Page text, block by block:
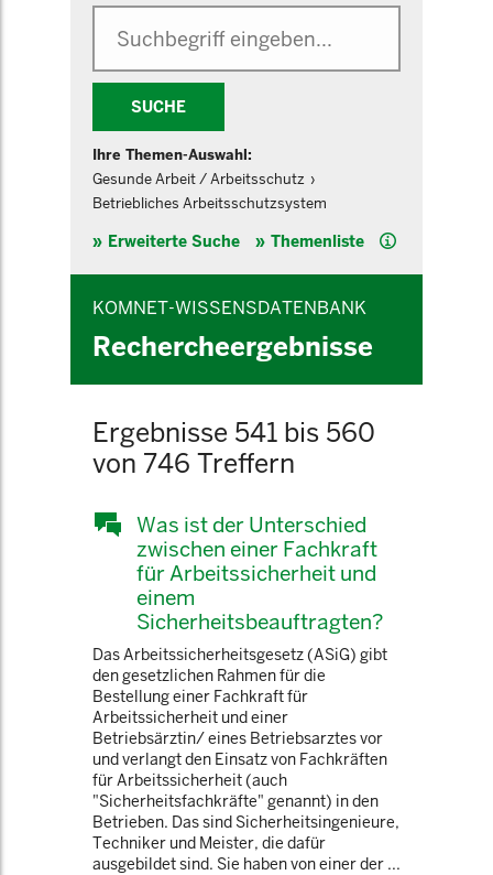
SUCHE
Ihre Themen-Auswahl:
Gesunde Arbeit / Arbeitsschutz
Betriebliches Arbeitsschutzsystem
Erweiterte Suche Themenliste Hilfe
KOMNET-WISSENSDATENBANK
Rechercheergebnisse
Ergebnisse 541 bis 560
von 746 Treffern
Was ist der Unterschied
zwischen einer Fachkraft
für Arbeitssicherheit und
einem
Sicherheitsbeauftragten?
Das Arbeitssicherheitsgesetz (ASiG) gibt
den gesetzlichen Rahmen für die
Bestellung einer Fachkraft für
Arbeitssicherheit und einer
Betriebsärztin/ eines Betriebsarztes vor
und verlangt den Einsatz von Fachkräften
für Arbeitssicherheit (auch
"Sicherheitsfachkräfte" genannt) in den
Betrieben. Das sind Sicherheitsingenieure,
Techniker und Meister, die dafür
ausgebildet sind. Sie haben von einer der ...